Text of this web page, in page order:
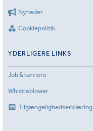
Nyheder
Cookiepolitik
YDERLIGERE LINKS
Job & karriere
Whistleblower
Tilgængelighedserklæring